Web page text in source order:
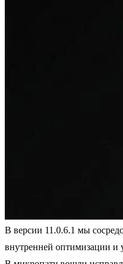
В версии 11.0.6.1 мы
внутренней оптимизации и